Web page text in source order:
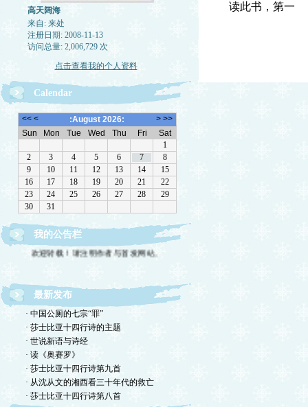
高天阔海
来自: 来处
注册日期: 2008-11-13
访问总量: 2,006,729 次
点击查看我的个人资料
Calendar
我的公告栏
欢迎转载！请注明作者与首发网站。
最新发布
· 中国公厕的七宗“罪”
· 莎士比亚十四行诗的主题
· 世说新语与诗经
· 读《奥赛罗》
· 莎士比亚十四行诗第九首
· 从沈从文的湘西看三十年代的救亡
· 莎士比亚十四行诗第八首
读此书，第一